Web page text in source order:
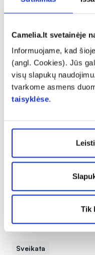
Camelia.lt svetainėje
Informuojame, kad
(angl. Cookies). Jūs
visų slapukų
tvarkome asmens
taisyklėse.
Tik
Įvertinimas 5.0 iš 5
% PAPILDOMA
Į krepšelį
Kitos naujienos
Sveikata